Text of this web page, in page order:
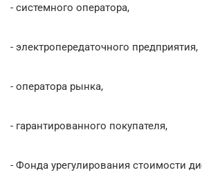
- системного оператора,
- электропередаточного предприятия,
- оператора рынка,
- гарантированного покупателя,
- Фонда урегулирования стоимости